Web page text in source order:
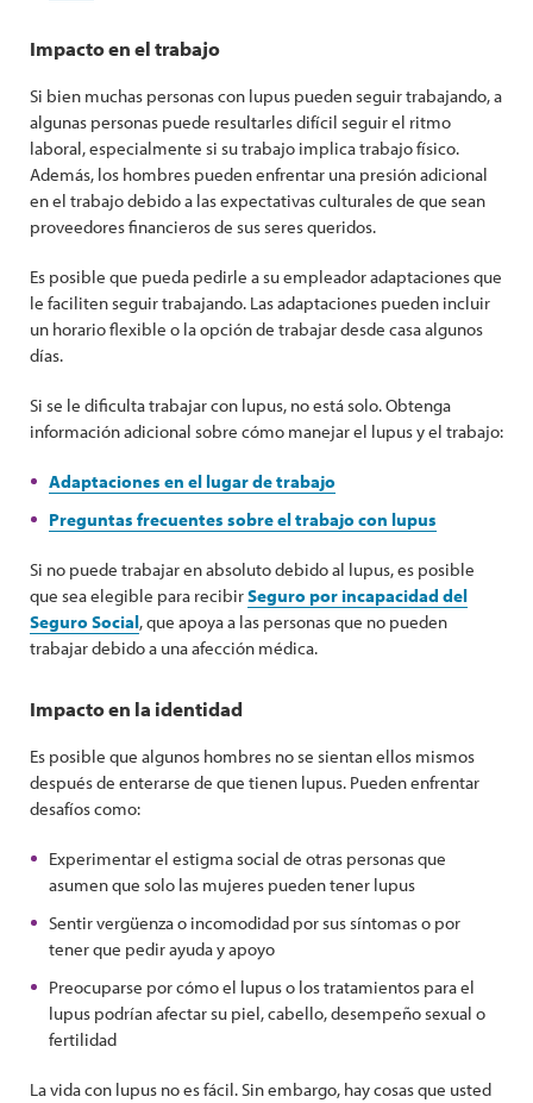
Impacto en el trabajo
Si bien muchas personas con lupus pueden seguir trabajando, a
algunas personas puede resultarles difícil seguir el ritmo
laboral, especialmente si su trabajo implica trabajo físico.
Además, los hombres pueden enfrentar una presión adicional
en el trabajo debido a las expectativas culturales de que sean
proveedores financieros de sus seres queridos.
Es posible que pueda pedirle a su empleador adaptaciones que
le faciliten seguir trabajando. Las adaptaciones pueden incluir
un horario flexible o la opción de trabajar desde casa algunos
días.
Si se le dificulta trabajar con lupus, no está solo. Obtenga
información adicional sobre cómo manejar el lupus y el trabajo:
Adaptaciones en el lugar de trabajo
Preguntas frecuentes sobre el trabajo con lupus
Si no puede trabajar en absoluto debido al lupus, es posible
que sea elegible para recibirSeguro por incapacidad del
Seguro Social, que apoya a las personas que no pueden
trabajar debido a una afección médica.
Impacto en la identidad
Es posible que algunos hombres no se sientan ellos mismos
después de enterarse de que tienen lupus. Pueden enfrentar
desafíos como:
Experimentar el estigma social de otras personas que
asumen que solo las mujeres pueden tener lupus
Sentir vergüenza o incomodidad por sus síntomas o por
tener que pedir ayuda y apoyo
Preocuparse por cómo el lupus o los tratamientos para el
lupus podrían afectar su piel, cabello, desempeño sexual o
fertilidad
La vida con lupus no es fácil. Sin embargo, hay cosas que usted